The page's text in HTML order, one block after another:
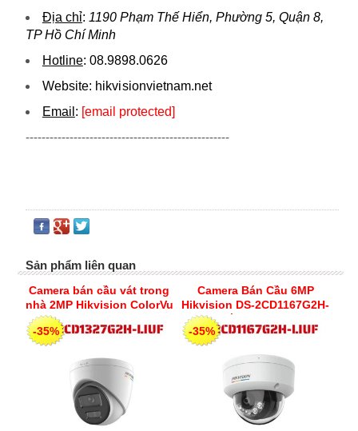
Địa chỉ: 1190 Phạm Thế Hiển, Phường 5, Quận 8,
TP Hồ Chí Minh
Hotline: 08.9898.0626
Website: hikvi sionvietnam.net
Email : [email protected]
---------------------------------------------------
Sản phẩm liên quan
Camera bán cầu vát trong
nhà 2MP Hikvision ColorVu
phát hiện người phương
tiện, cùng Chế độ đèn
2CD1327G2H-LIUF
-35%
Camera Bán Cầu 6MP
Hikvision DS-2CD1167G2H-
LIUF – Sắc Nét Chuẩn 3K+,
Bảo Vệ Thông Minh Xuyên
-35%